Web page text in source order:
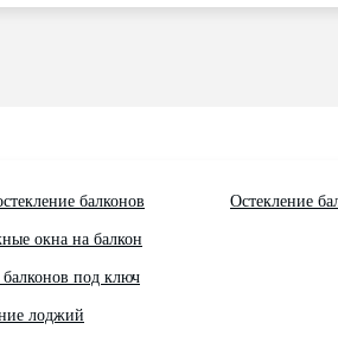
балконов
окна на балкон
балконов под ключ
лоджий
Остекление